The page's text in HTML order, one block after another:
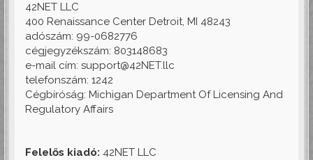
42NET LLC
400 Renaissance Center Detroit, MI 48243
adószám: 99-0682776
cégjegyzékszám: 803148683
e-mail cím: support@42NET.llc
telefonszám: 1242
Cégbíróság: Michigan Department Of Licensing And
Regulatory Affairs
Felelős kiadó: 42NET LLC